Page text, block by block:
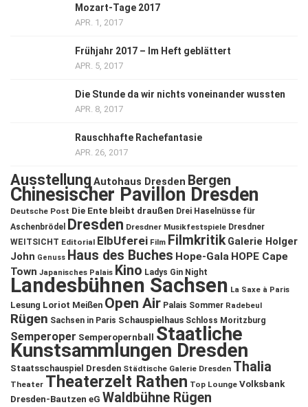
Mozart-Tage 2017
APR. 1, 2017
Frühjahr 2017 – Im Heft geblättert
APR. 5, 2017
Die Stunde da wir nichts voneinander wussten
APR. 8, 2017
Rauschhafte Rachefantasie
APR. 26, 2017
Ausstellung Autohaus Dresden Bergen
Chinesischer Pavillon Dresden
Deutsche Post Die Ente bleibt draußen Drei Haselnüsse für
Aschenbrödel
Dresden Dresdner Musikfestspiele Dresdner
WEITSICHT Editorial ElbUferei Film Filmkritik Galerie Holger
John Genuss Haus des Buches Hope-Gala HOPE Cape
Town Japanisches Palais Kino Ladys Gin Night
Landesbühnen Sachsen La Saxe à Paris
Lesung Loriot Meißen Open Air Palais Sommer Radebeul
Rügen Sachsen in Paris Schauspielhaus Schloss Moritzburg
Semperoper Semperopernball Staatliche
Kunstsammlungen Dresden
Staatsschauspiel Dresden Städtische Galerie Dresden Thalia
Theater Theaterzelt Rathen Top Lounge Volksbank
Dresden-Bautzen eG Waldbühne Rügen